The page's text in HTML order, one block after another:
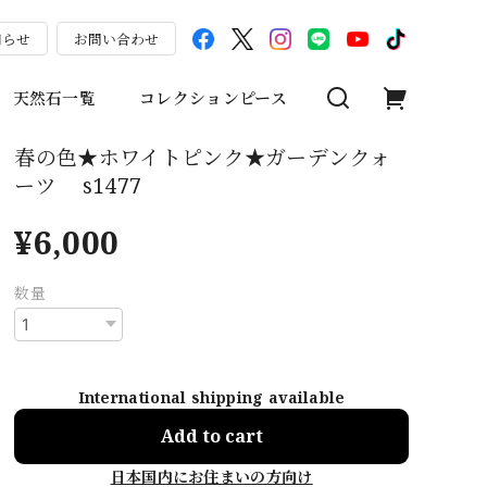
せ お問い合わせ
天然石一覧 コレクションピース
春の色★ホワイトピンク★ガーデンクォ
ーツ s1477
¥6,000
数量
International shipping available
Add to cart
日本国内にお住まいの方向け